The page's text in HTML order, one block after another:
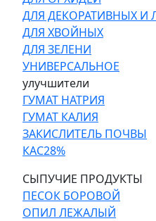
ДЛЯ ДЕКОРАТИВНЫХ И
ДЛЯ ХВОЙНЫХ
ДЛЯ ЗЕЛЕНИ
УНИВЕРСАЛЬНОЕ
улучшители
ГУМАТ НАТРИЯ
ГУМАТ КАЛИЯ
ЗАКИСЛИТЕЛЬ ПОЧВЫ
КАС28%
СЫПУЧИЕ ПРОДУКТЫ
ПЕСОК БОРОВОЙ
ОПИЛ ЛЕЖАЛЫЙ